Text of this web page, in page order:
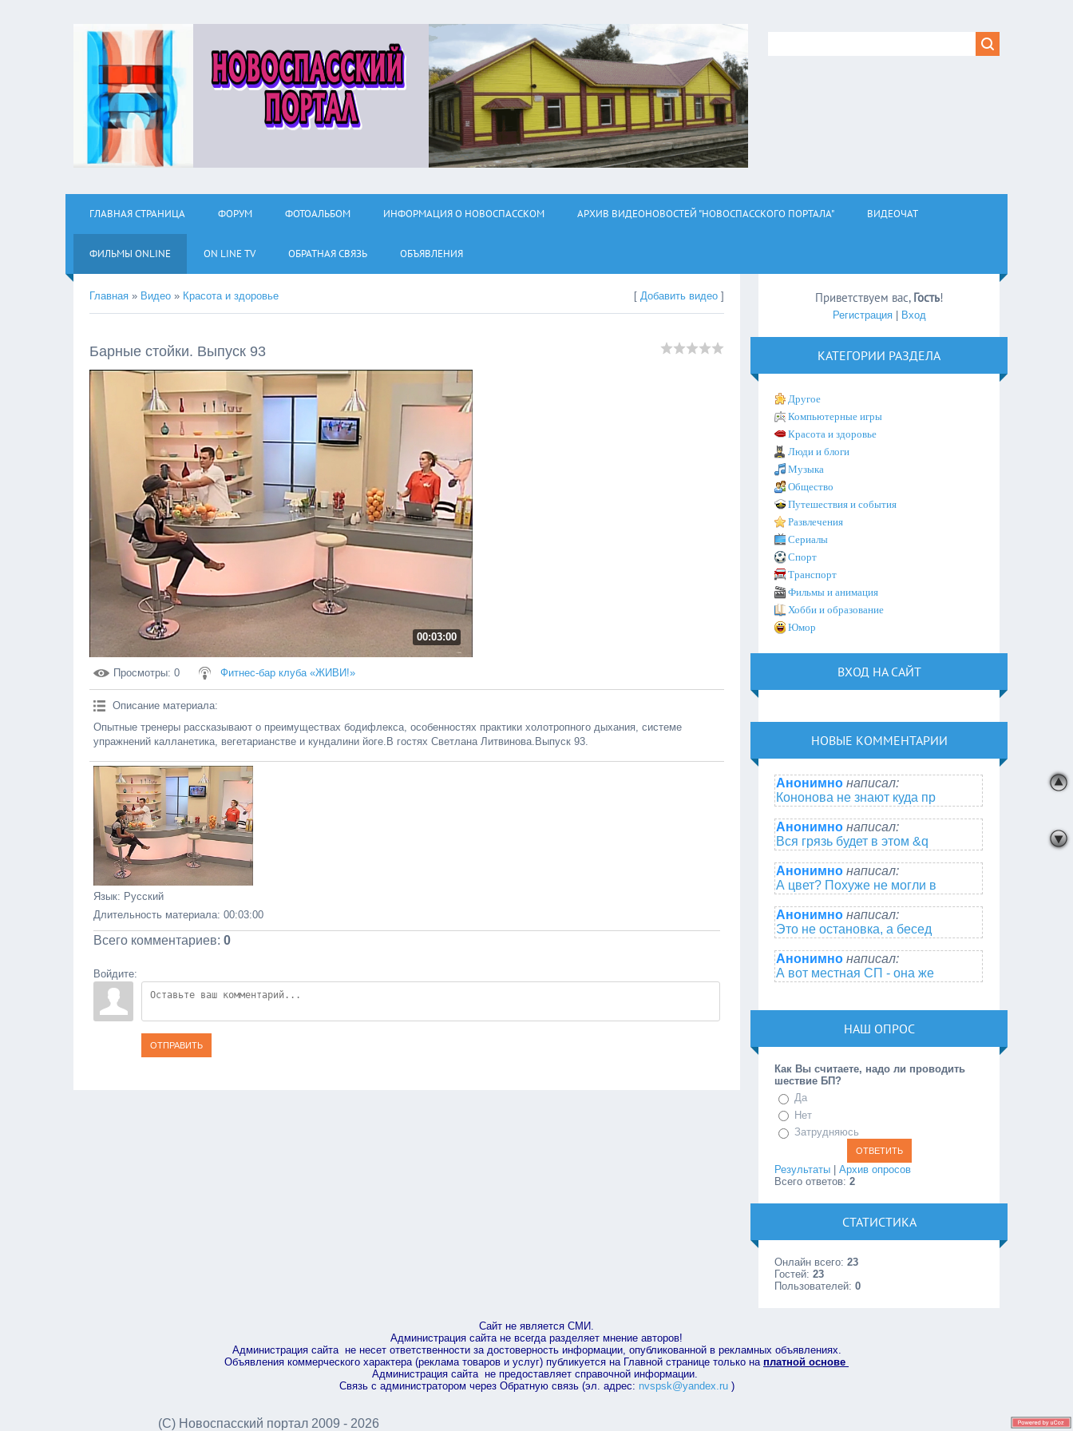
ГЛАВНАЯ СТРАНИЦА ФОРУМ ФОТОАЛЬБОМ ИНФОРМАЦИЯ О НОВОСПАССКОМ АРХИВ ВИДЕОНОВОСТЕЙ "НОВОСПАССКОГО ПОРТАЛА" ВИДЕОЧАТ
ФИЛЬМЫ ОNLINE ON LINE TV ОБРАТНАЯ СВЯЗЬ ОБЪЯВЛЕНИЯ
Главная » Видео » Красота и здоровье [Добавить видео ]
Барные стойки. Выпуск 93
00:03:00
Просмотры: 0 Фитнес-бар клуба «ЖИВИ!»
Описание материала:
Опытные тренеры рассказывают о преимуществах бодифлекса, особенностях практики холотропного дыхания, системе
упражнений калланетика, вегетарианстве и кундалини йоге.В гостях Светлана Литвинова.Выпуск 93.
Язык: Русский
Длительность материала: 00:03:00
Всего комментариев: 0
Войдите:
ОТПРАВИТЬ
Приветствуем вас, Гость!
Регистрация| Вход
КАТЕГОРИИ РАЗДЕЛА
Другое
Компьютерные игры
Красота и здоровье
Люди и блоги
Музыка
Общество
Путешествия и события
Развлечения
Сериалы
Спорт
Транспорт
Фильмы и анимация
Хобби и образование
Юмор
ВХОД НА САЙТ
НОВЫЕ КОММЕНТАРИИ
Анонимно написал:
Кононова не знают куда пр
Анонимно написал:
Вся грязь будет в этом &q
Анонимно написал:
А цвет? Похуже не могли в
Анонимно написал:
Это не остановка, а бесед
Анонимно написал:
А вот местная СП - она же
НАШ ОПРОС
Как Вы считаете, надо ли проводить
шествие БП?
Да
Нет
Затрудняюсь
Результаты |Архив опросов
Всего ответов:2
СТАТИСТИКА
Онлайн всего:23
Гостей:23
Пользователей:0
Сайт не является СМИ.
Администрация сайта не всегда разделяет мнение авторов!
Администрация сайта не несет ответственности за достоверность информации, опубликованной в рекламных объявлениях.
Объявления коммерческого характера (реклама товаров и услуг) публикуется на Главной странице только на платной основе
Администрация сайта не предоставляет справочной информации.
Связь с администратором через Обратную связь (эл. адрес: nvspsk@yandex.ru)
(С) Новоспасский портал 2009 - 2026